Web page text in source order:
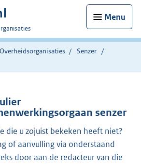
Menu
Senzer
senzer
die u zojuist bekeken heeft niet?
of aanvulling via onderstaand
door aan de redacteur van die